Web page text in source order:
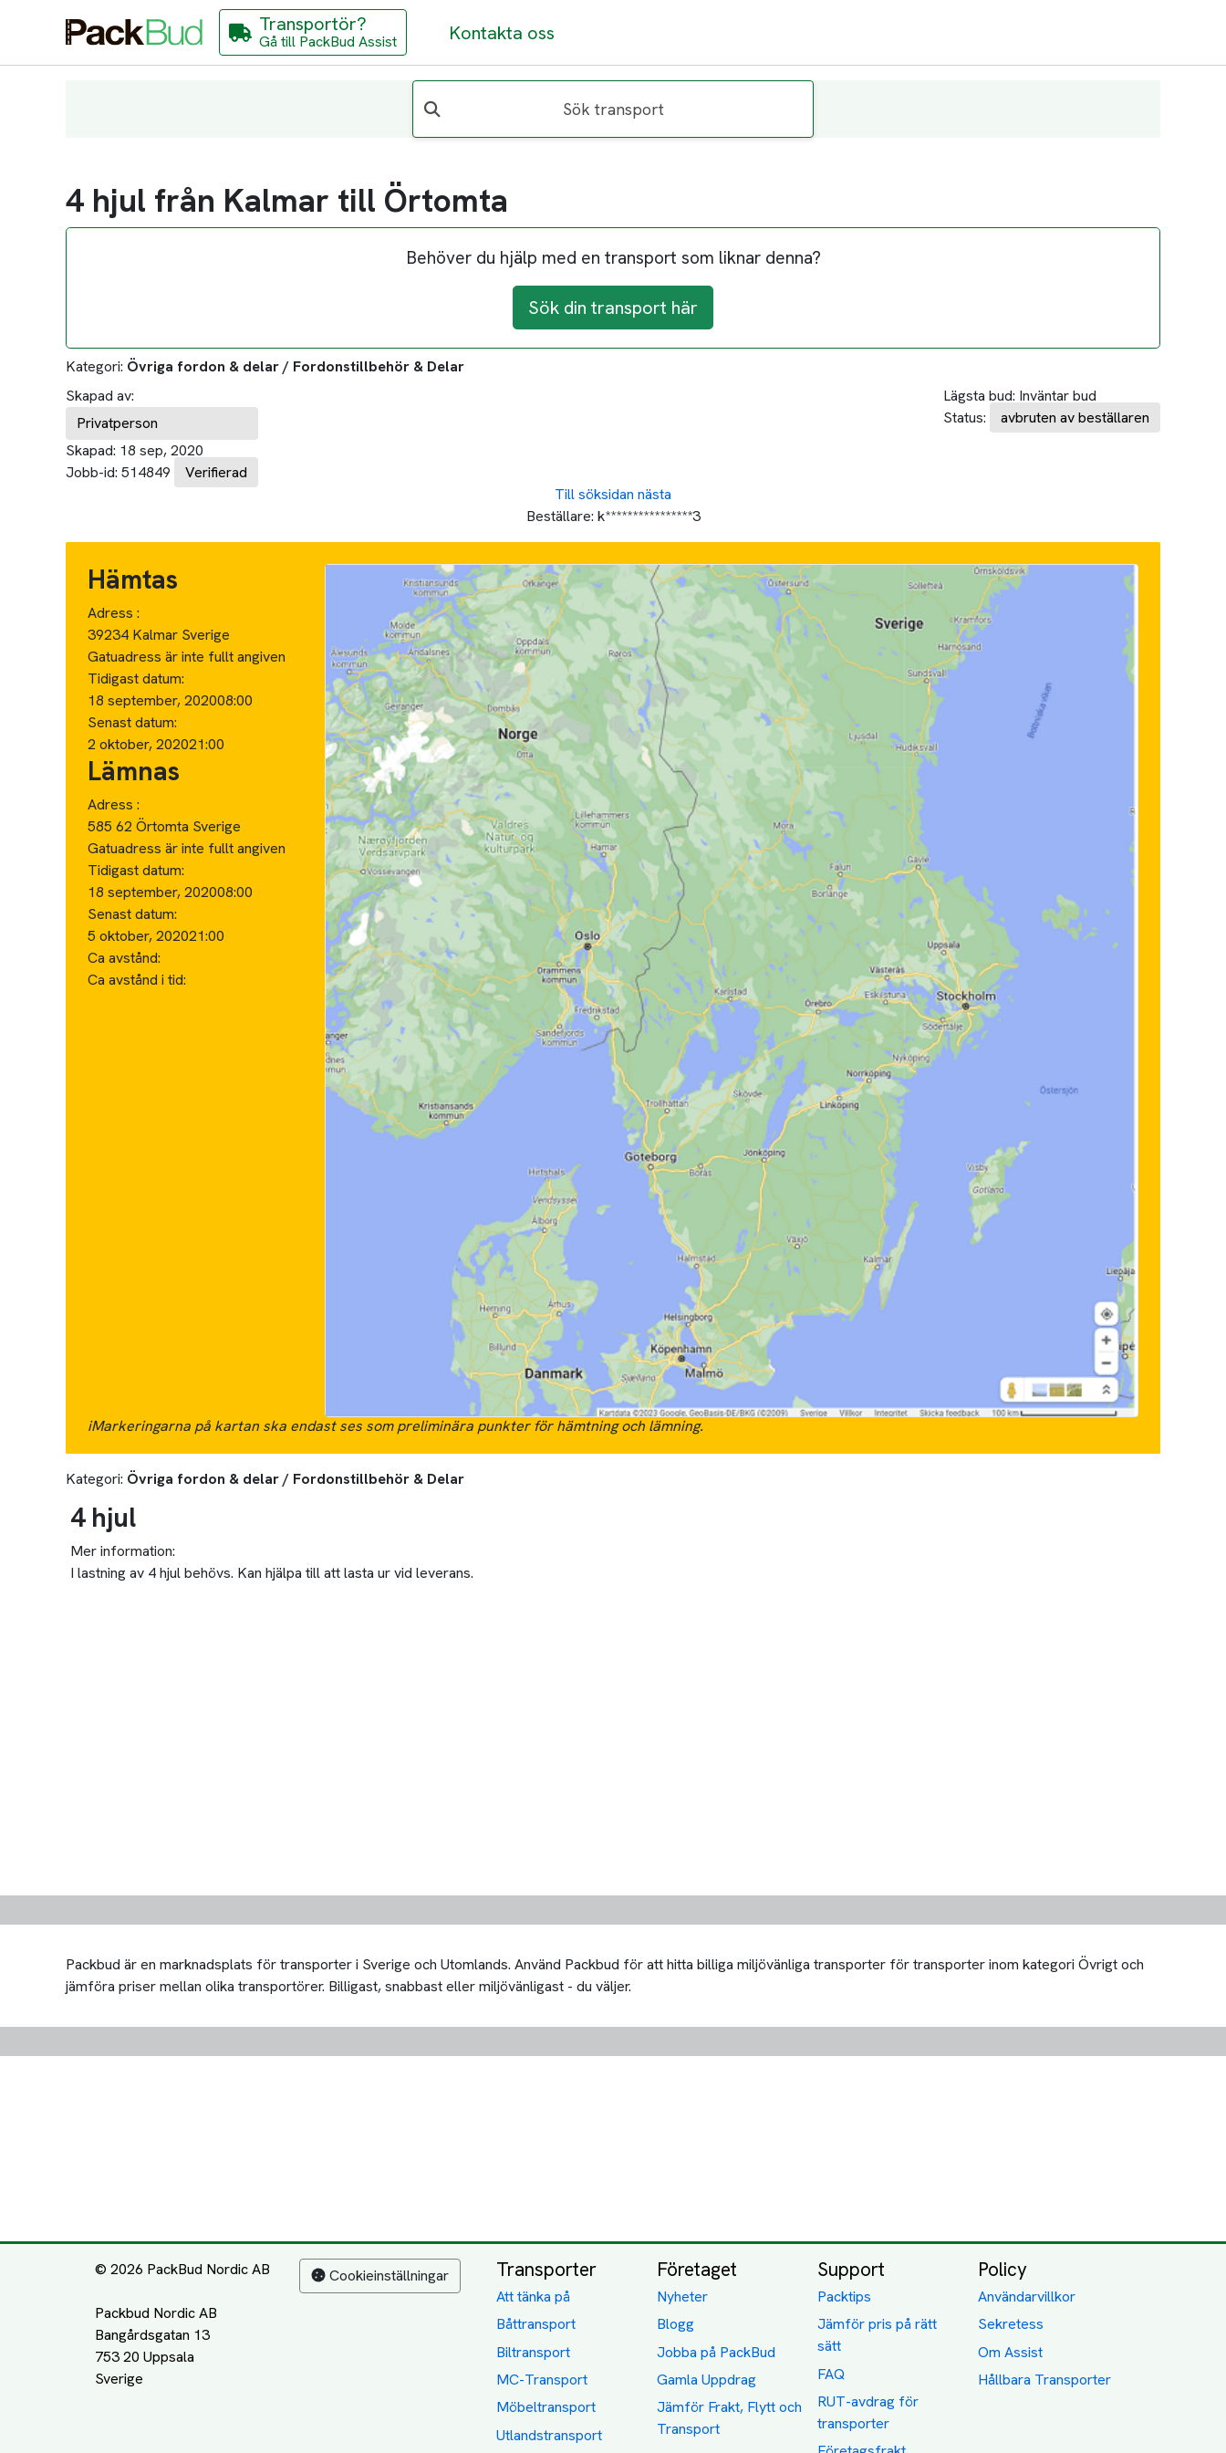
Transportör?
Gå till PackBud Assist Kontakta oss
Sök transport
4 hjul från Kalmar till Örtomta
Behöver du hjälp med en transport som liknar denna?
Sök din transport här
Kategori: Övriga fordon & delar / Fordonstillbehör & Delar
Skapad av:
Privatperson
Skapad: 18 sep, 2020
Jobb-id: 514849 Verifierad
Lägsta bud: Inväntar bud
Status:
avbruten av beställaren
Till söksidan nästa
Beställare: k****************3
Hämtas
Adress :
39234 Kalmar Sverige
Gatuadress är inte fullt angiven
Tidigast datum:
18 september, 202008:00
Senast datum:
2 oktober, 202021:00
Lämnas
Adress :
585 62 Örtomta Sverige
Gatuadress är inte fullt angiven
Tidigast datum:
18 september, 202008:00
Senast datum:
5 oktober, 202021:00
Ca avstånd:
Ca avstånd i tid:
iMarkeringarna på kartan ska endast ses som preliminära punkter för hämtning och lämning.
Kategori: Övriga fordon & delar / Fordonstillbehör & Delar
4 hjul
Mer information:
I lastning av 4 hjul behövs. Kan hjälpa till att lasta ur vid leverans.
Packbud är en marknadsplats för transporter i Sverige och Utomlands. Använd Packbud för att hitta billiga miljövänliga transporter för transporter inom kategori Övrigt och
jämföra priser mellan olika transportörer. Billigast, snabbast eller miljövänligast - du väljer.
© 2026 PackBud Nordic AB
Packbud Nordic AB
Bangårdsgatan 13
753 20 Uppsala
Cookieinställningar Transporter
Att tänka på
Båttransport
Biltransport
MC-Transport
Möbeltransport
Utlandstransport
Företaget
Nyheter
Blogg
Jobba på PackBud
Gamla Uppdrag
Jämför Frakt, Flytt och
Transport
Support
Packtips
Jämför pris på rätt
sätt
FAQ
RUT-avdrag för
transporter
Policy
Användarvillkor
Sekretess
Om Assist
Hållbara Transporter